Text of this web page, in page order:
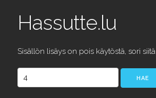
Hassutte.lu
Sisällön lisäys on pois käytöstä, sori siitä